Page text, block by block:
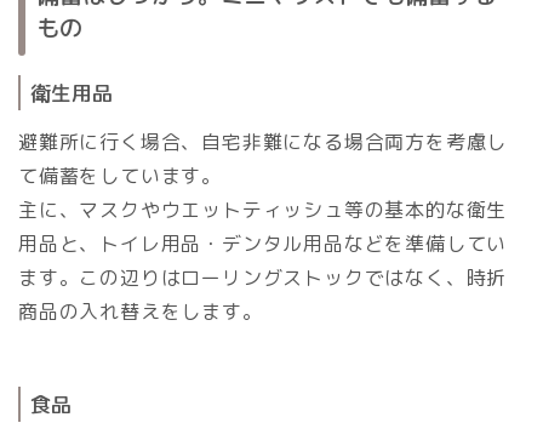
もの
衛生用品
避難所に行く場合、自宅非難になる場合両方を考慮し
て備蓄をしています。
主に、マスクやウエットティッシュ等の基本的な衛生
用品と、トイレ用品・デンタル用品などを準備してい
ます。この辺りはローリングストックではなく、時折
商品の入れ替えをします。
食品